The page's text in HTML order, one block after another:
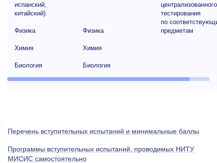
централизованного
тестирования
по
предметам
испанский,
китайский)
Физика Физика
Химия Химия
Биология Биология
Перечень вступительных испытаний и минимальные баллы
Программы вступительных испытаний, проводимых НИТУ
МИСИС самостоятельно